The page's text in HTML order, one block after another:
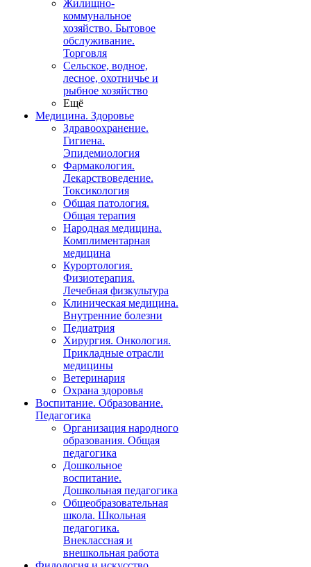
Жилищно-
коммунальное
хозяйство. Бытовое
обслуживание.
Торговля
Сельское, водное,
лесное, охотничье и
рыбное хозяйство
Ещё
Медицина. Здоровье
Здравоохранение.
Гигиена.
Эпидемиология
Фармакология.
Лекарствоведение.
Токсикология
Общая патология.
Общая терапия
Народная медицина.
Комплиментарная
медицина
Курортология.
Физиотерапия.
Лечебная физкультура
Клиническая медицина.
Внутренние болезни
Педиатрия
Хирургия. Онкология.
Прикладные отрасли
медицины
Ветеринария
Охрана здоровья
Воспитание. Образование.
Педагогика
Организация народного
образования. Общая
педагогика
Дошкольное
воспитание.
Дошкольная педагогика
Общеобразовательная
школа. Школьная
педагогика.
Внеклассная и
внешкольная работа